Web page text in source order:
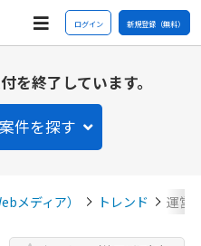
ログイン 新規登録（無料）
を終了しています。
件を探す
メディア） トレンド 運営